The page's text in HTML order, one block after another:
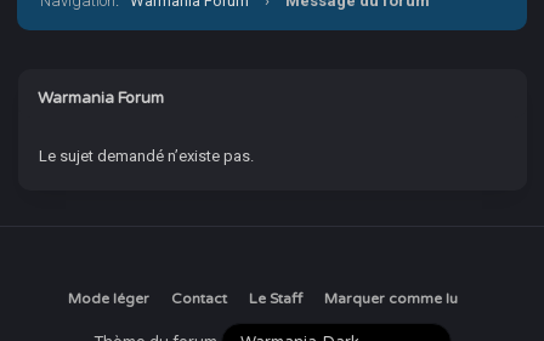
Warmania Forum
Le sujet demandé n’existe pas.
Mode léger Contact Le Staff Marquer comme lu